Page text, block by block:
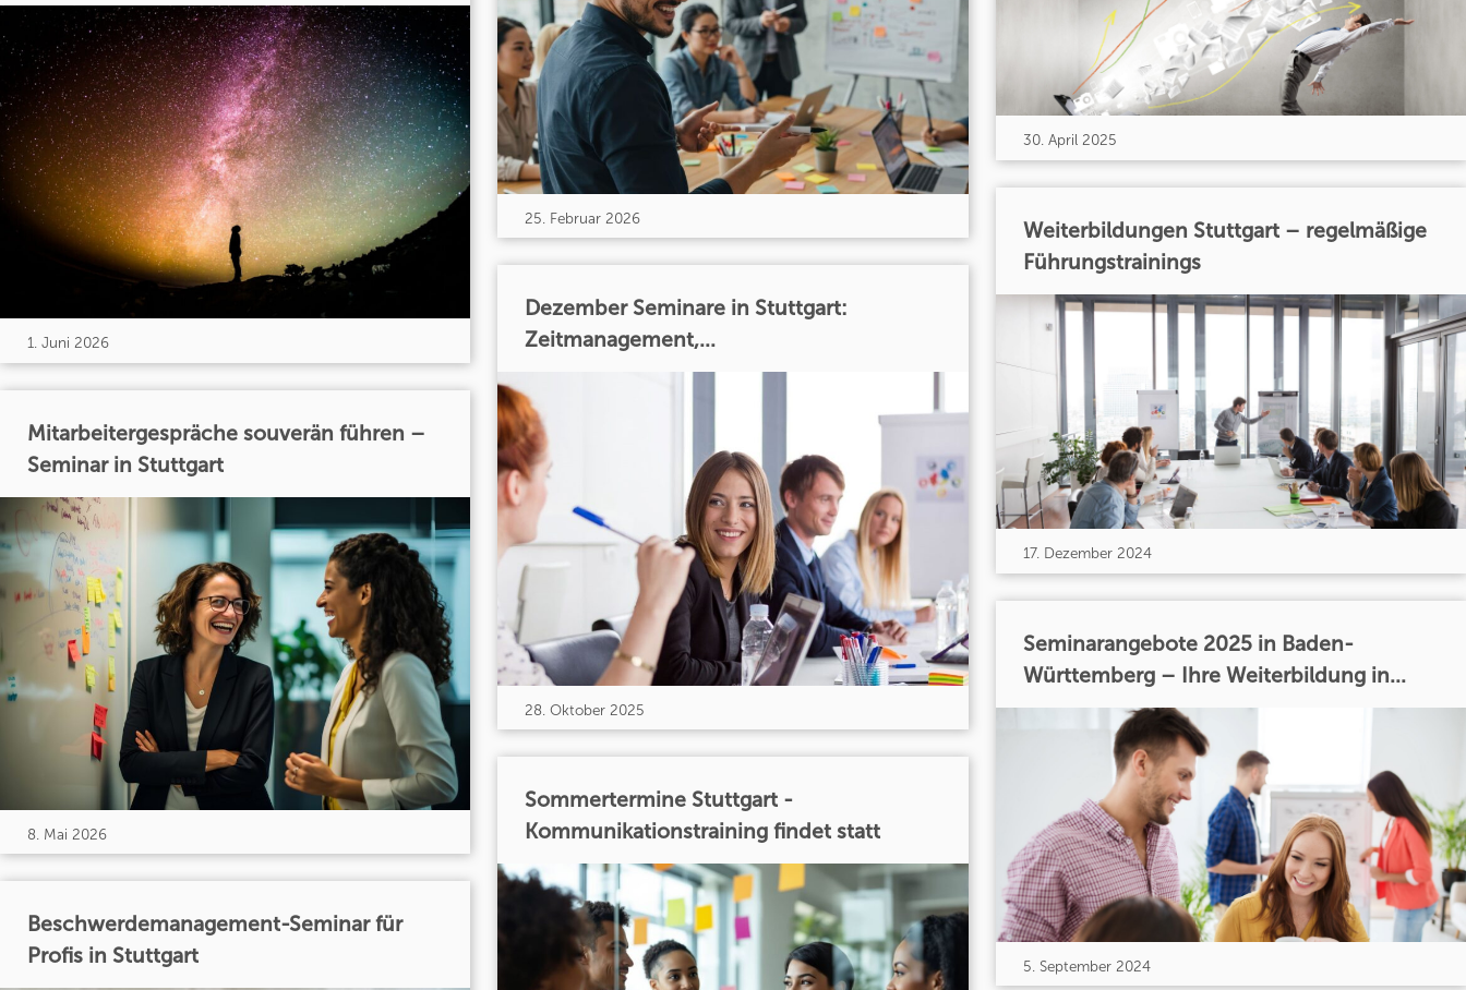
1. Juni 2026
Mitarbeitergespräche souverän führen –
Seminar in Stuttgart
8. Mai 2026
Beschwerdemanagement-Seminar für
Profis in Stuttgart
25. Februar 2026
Dezember Seminare in Stuttgart:
Zeitmanagement,...
28. Oktober 2025
Sommertermine Stuttgart -
Kommunikationstraining findet statt
30. April 2025
Weiterbildungen Stuttgart – regelmäßige
Führungstrainings
17. Dezember 2024
Seminarangebote 2025 in Baden-
Württemberg – Ihre Weiterbildung in...
5. September 2024